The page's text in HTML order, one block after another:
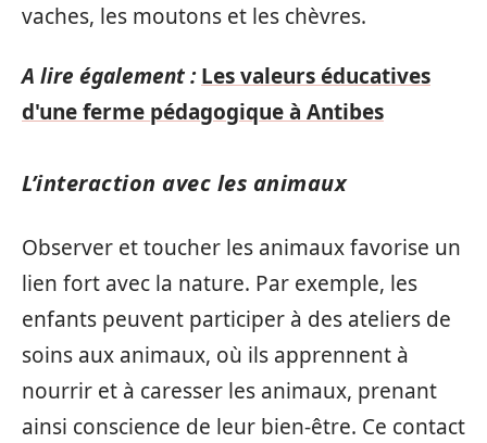
vaches, les moutons et les chèvres.
A lire également : Les valeurs éducatives
d'une ferme pédagogique à Antibes
L’interaction avec les animaux
Observer et toucher les animaux favorise un
lien fort avec la nature. Par exemple, les
enfants peuvent participer à des ateliers de
soins aux animaux, où ils apprennent à
nourrir et à caresser les animaux, prenant
ainsi conscience de leur bien-être. Ce contact